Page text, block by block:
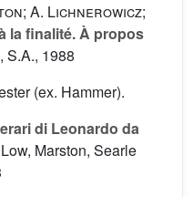
A. Lichnerowicz;
la finalité. À propos
S.A., 1988
(ex. Hammer).
di Leonardo da
Marston, Searle